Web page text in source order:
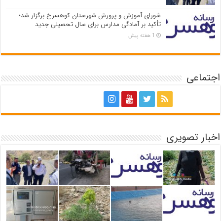
شورای آموزش و پرورش شهرستان کوهسرخ برگزار شد؛
تأکید بر آمادگی مدارس برای سال تحصیلی جدید
1 هفته پیش
اجتماعی
اخبار تصویری